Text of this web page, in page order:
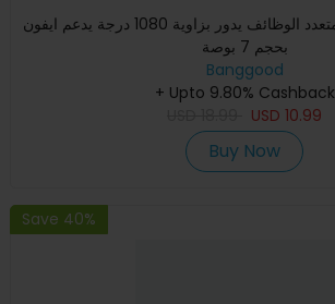
حامل هاتف السيارة متعدد الوظائف يدور بزاوية 1080 درجة يدعم ايفون
بحجم 7 بوصة
Banggood
+ Upto 9.80% Cashback
USD 10.99
Buy Now
Save 40%